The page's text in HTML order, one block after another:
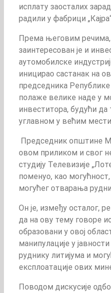
исплату заосталих
радили у фабрици
Према његовим речима,
заинтересован је и
аутомобилске
иницирао састанак на
председника Републике
полаже велике наде у
инвеститора, будући да
углавном у већим
Председник општине
овом приликом и свог
студију Телевизије
поменуо, као
могућег отварања
Он је, између осталог,
да на ову тему говоре
образовани у овој
манипулације у
руднику литијума и
експлоатације ових
Поводом дискусије